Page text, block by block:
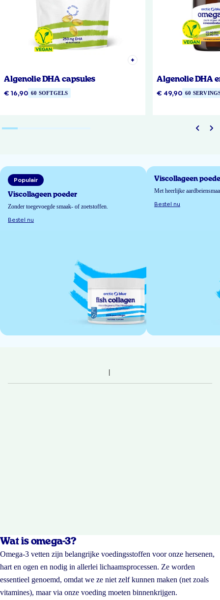
Algenolie DHA capsules
€ 16,90 60 SOFTGELS
Algenolie DHA
€ 49,90 60
Populair
Viscollageen poeder
Zonder toegevoegde smaak- of zoetstoffen.
Bestel nu
Viscollageen
Met heerlijke
Bestel nu
Wat is omega-3?
Omega-3 vetten zijn belangrijke voedingsstoffen voor onze hersenen,
hart en ogen en nodig in allerlei lichaamsprocessen. Ze worden
essentieel genoemd, omdat we ze niet zelf kunnen maken (net zoals
vitamines), maar via onze voeding moeten binnenkrijgen.